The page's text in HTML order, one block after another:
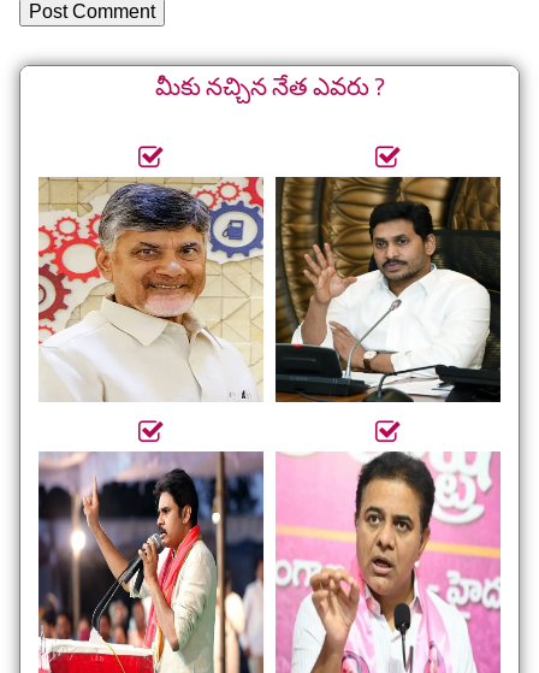
మీకు నచ్చిన నేత ఎవరు ?